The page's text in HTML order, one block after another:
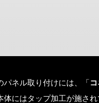
ネル取り付けには、「
体にはタップ加工が施さ